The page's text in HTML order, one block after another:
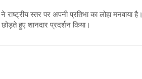
स्तर पर अपनी प्रतिभा का लोहा मनवाया है।
हुए शानदार प्रदर्शन किया।